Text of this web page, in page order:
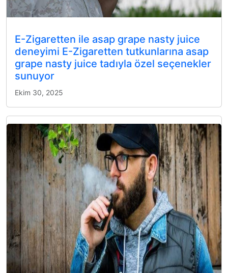
E-Zigaretten ile asap grape nasty juice
deneyimi E-Zigaretten tutkunlarına asap
grape nasty juice tadıyla özel seçenekler
sunuyor
Ekim 30, 2025